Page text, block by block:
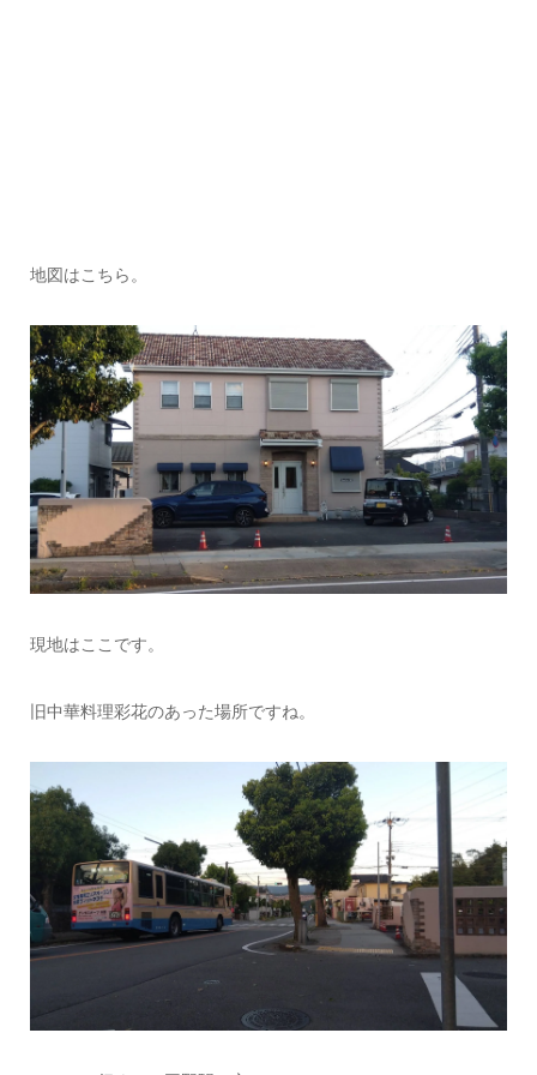
地図はこちら。
現地はここです。
旧中華料理彩花のあった場所ですね。